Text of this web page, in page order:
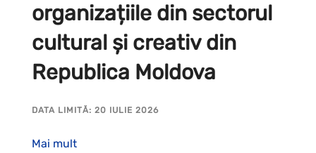
organizațiile din sectorul
cultural și creativ din
Republica Moldova
DATA LIMITĂ: 20 IULIE 2026
Mai mult